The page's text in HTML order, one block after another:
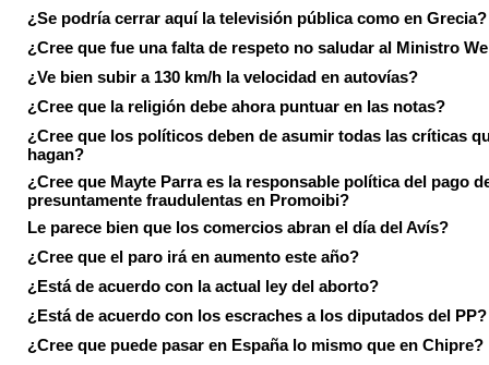
¿Se podría cerrar aquí la televisión pública como en Grecia?
¿Cree que fue una falta de respeto no saludar al Ministro
¿Ve bien subir a 130 km/h la velocidad en autovías?
¿Cree que la religión debe ahora puntuar en las notas?
¿Cree que los políticos deben de asumir todas las críticas
hagan?
¿Cree que Mayte Parra es la responsable política del pago
presuntamente fraudulentas en Promoibi?
Le parece bien que los comercios abran el día del Avís?
¿Cree que el paro irá en aumento este año?
¿Está de acuerdo con la actual ley del aborto?
¿Está de acuerdo con los escraches a los diputados del PP?
¿Cree que puede pasar en España lo mismo que en Chipre?